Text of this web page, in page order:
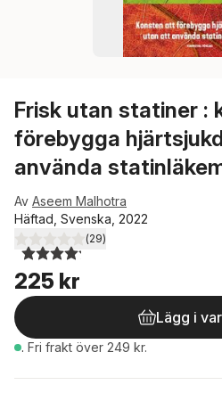
Frisk utan statiner :
förebygga
använda
Av Aseem Malhotra
Häftad, Svenska, 2022
4,2utav 5 stjärnor. Totalt antal röster:
(29)
225 kr
Lägg i
. Fri frakt över 249 kr.